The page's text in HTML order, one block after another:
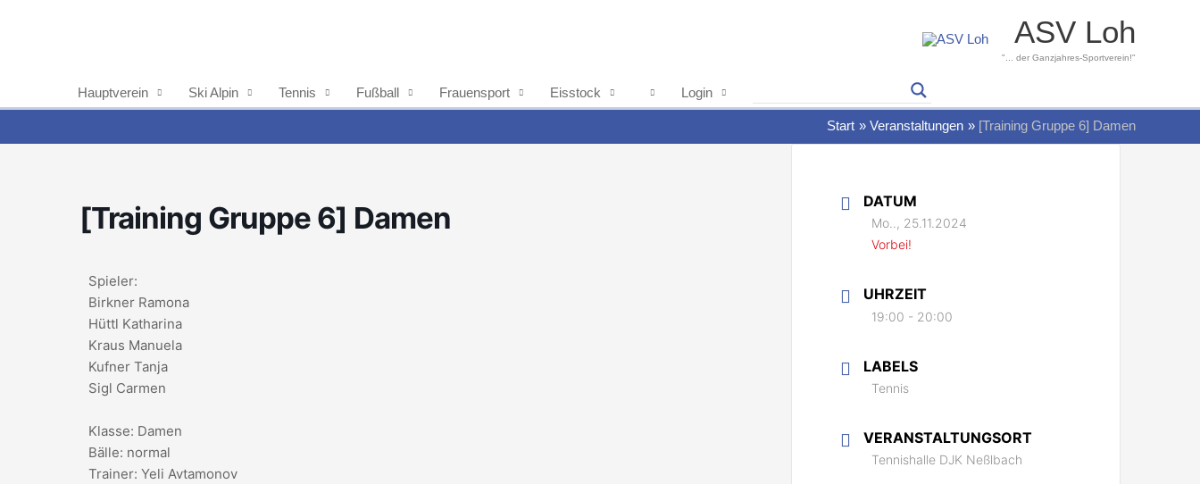
ASV Loh
"... der Ganzjahres-Sportverein!"
Hauptverein Ski Alpin Tennis Fußball Frauensport Eisstock Login
Start Veranstaltungen [Training Gruppe 6] Damen
[Training Gruppe 6] Damen
Spieler:
Birkner Ramona
Hüttl Katharina
Kraus Manuela
Kufner Tanja
Sigl Carmen
Klasse: Damen
Bälle: normal
Trainer: Yeli Avtamonov
DATUM
Mo.., 25.11.2024
Vorbei!
UHRZEIT
19:00 - 20:00
LABELS
Tennis
VERANSTALTUNGSORT
Tennishalle DJK Neßlbach